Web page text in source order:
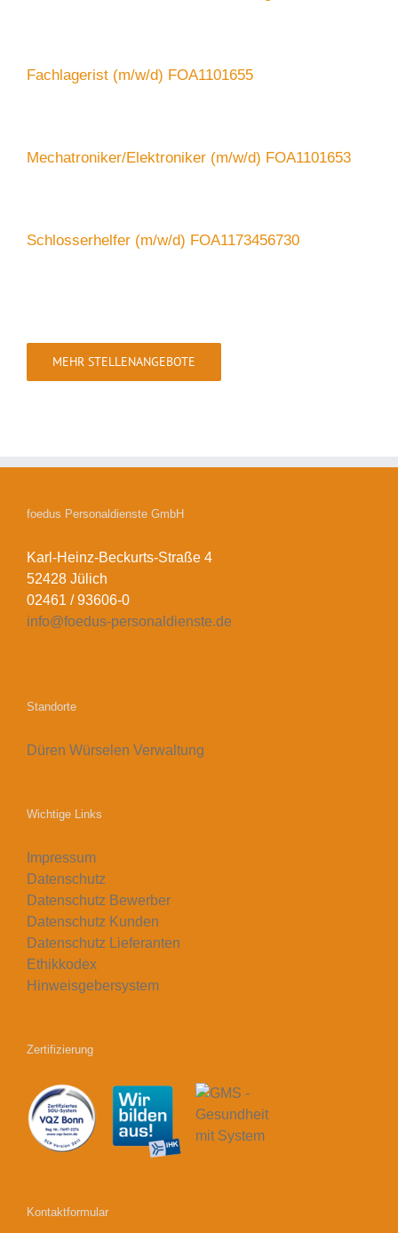
Fachlagerist (m/w/d) FOA1101655
Mechatroniker/Elektroniker (m/w/d) FOA1101653
Schlosserhelfer (m/w/d) FOA1173456730
MEHR STELLENANGEBOTE
foedus Personaldienste GmbH
Karl-Heinz-Beckurts-Straße 4
52428 Jülich
02461 / 93606-0
info@foedus-personaldienste.de
Standorte
Düren Würselen Verwaltung
Wichtige Links
Impressum
Datenschutz
Datenschutz Bewerber
Datenschutz Kunden
Datenschutz Lieferanten
Ethikkodex
Hinweisgebersystem
Zertifizierung
Kontaktformular